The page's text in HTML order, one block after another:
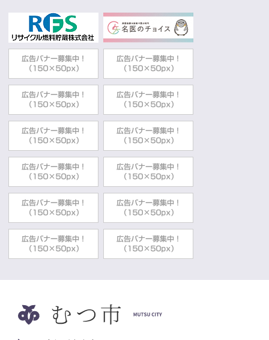
2022年10月12日 サテライトキャンパス
むつサテライトキャンパス×あおもり県民
カレッジ地域キャンパス講座の開催につい
て
政策推進部企画課
2018年12月20日
むつサテライトキャンパス
政策推進部市民連携課
2018年12月20日 サテライトキャンパス
むつサテライトキャンパス覚書締結式・記
念行事を開催しました
政策推進部市民連携課